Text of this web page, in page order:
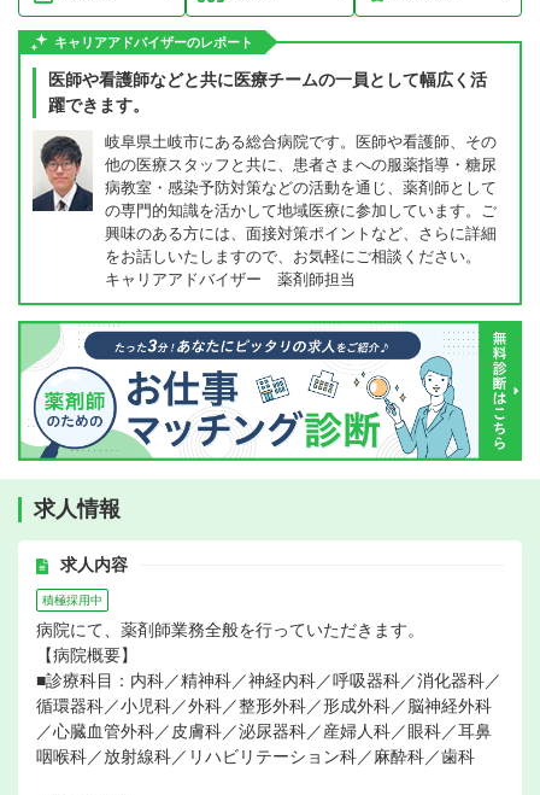
キャリアアドバイザーのレポート
医師や看護師などと共に医療チームの一員として幅広く活
躍できます。
岐阜県土岐市にある総合病院です。医師や看護師、その
他の医療スタッフと共に、患者さまへの服薬指導・糖尿
病教室・感染予防対策などの活動を通じ、薬剤師として
の専門的知識を活かして地域医療に参加しています。ご
興味のある方には、面接対策ポイントなど、さらに詳細
をお話しいたしますので、お気軽にご相談ください。
キャリアアドバイザー 薬剤師担当
求人情報
求人内容
積極採用中
病院にて、薬剤師業務全般を行っていただきます。
【病院概要】
■診療科目：内科／精神科／神経内科／呼吸器科／消化器科／
循環器科／小児科／外科／整形外科／形成外科／脳神経外科
／心臓血管外科／皮膚科／泌尿器科／産婦人科／眼科／耳鼻
咽喉科／放射線科／リハビリテーション科／麻酔科／歯科